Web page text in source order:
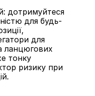
дотримуйтеся
для будь-
для
ланцюгових
тонку
ризику при